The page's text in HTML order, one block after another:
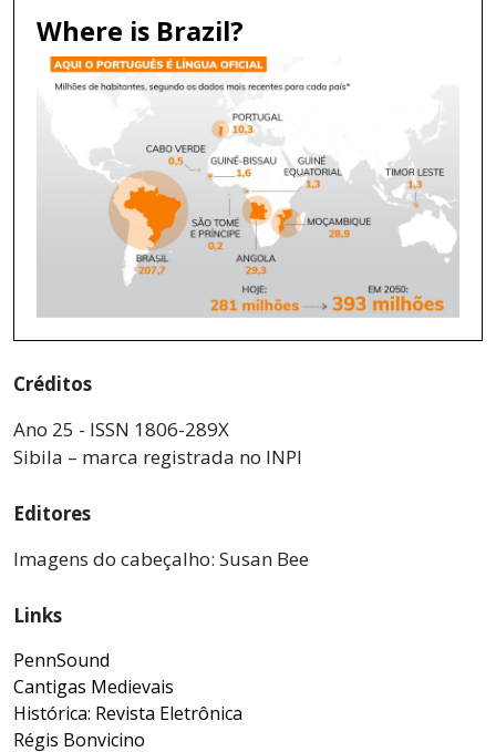
Where is Brazil?
Créditos
Ano 25 - ISSN 1806-289X
Sibila – marca registrada no INPI
Editores
Imagens do cabeçalho: Susan Bee
Links
PennSound
Cantigas Medievais
Histórica: Revista Eletrônica
Régis Bonvicino